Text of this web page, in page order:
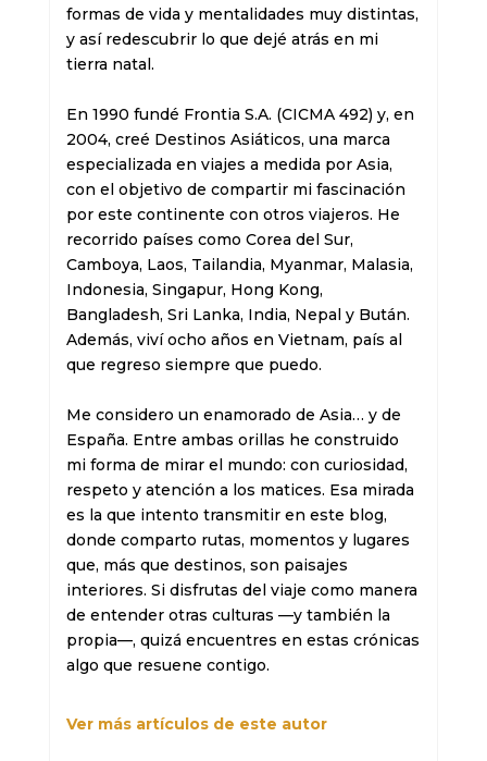
formas de vida y mentalidades muy distintas,
y así redescubrir lo que dejé atrás en mi
tierra natal.
En 1990 fundé Frontia S.A. (CICMA 492) y, en
2004, creé Destinos Asiáticos, una marca
especializada en viajes a medida por Asia,
con el objetivo de compartir mi fascinación
por este continente con otros viajeros. He
recorrido países como Corea del Sur,
Camboya, Laos, Tailandia, Myanmar, Malasia,
Indonesia, Singapur, Hong Kong,
Bangladesh, Sri Lanka, India, Nepal y Bután.
Además, viví ocho años en Vietnam, país al
que regreso siempre que puedo.
Me considero un enamorado de Asia… y de
España. Entre ambas orillas he construido
mi forma de mirar el mundo: con curiosidad,
respeto y atención a los matices. Esa mirada
es la que intento transmitir en este blog,
donde comparto rutas, momentos y lugares
que, más que destinos, son paisajes
interiores. Si disfrutas del viaje como manera
de entender otras culturas —y también la
propia—, quizá encuentres en estas crónicas
algo que resuene contigo.
Ver más artículos de este autor